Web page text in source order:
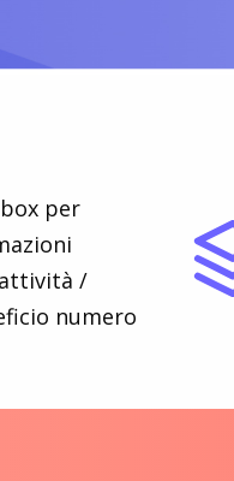
per
/
numero